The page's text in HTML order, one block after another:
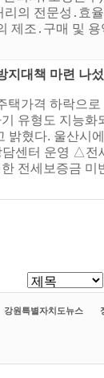
리의 전문성․
제조․구매 및
지대책 마련 나
택가격 하락으
유형도 지능
밝혔다. 울산
센터 운영 △전
전세보증금
강원특별자치도뉴스